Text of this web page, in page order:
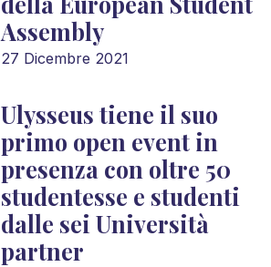
Assembly
27 Dicembre 2021
Ulysseus tiene il suo
primo open event in
presenza con oltre 50
studentesse e studenti
dalle sei Università
partner